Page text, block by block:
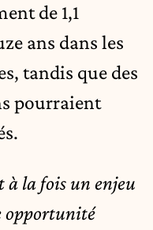
de 1,1
ans dans les
tandis que des
pourraient
à la fois un enjeu
opportunité